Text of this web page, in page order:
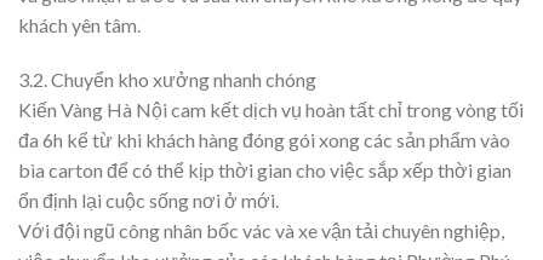
khách yên tâm.
3.2. Chuyển kho xưởng nhanh chóng
Kiến Vàng Hà Nội cam kết dịch vụ hoàn tất chỉ trong vòng tối
đa 6h kể từ khi khách hàng đóng gói xong các sản phẩm vào
bìa carton để có thể kịp thời gian cho việc sắp xếp thời gian
ổn định lại cuộc sống nơi ở mới.
Với đội ngũ công nhân bốc vác và xe vận tải chuyên nghiệp,